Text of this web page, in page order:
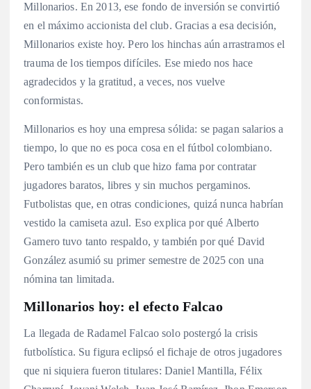
Millonarios. En 2013, ese fondo de inversión se convirtió
en el máximo accionista del club. Gracias a esa decisión,
Millonarios existe hoy. Pero los hinchas aún arrastramos el
trauma de los tiempos difíciles. Ese miedo nos hace
agradecidos y la gratitud, a veces, nos vuelve
conformistas.
Millonarios es hoy una empresa sólida: se pagan salarios a
tiempo, lo que no es poca cosa en el fútbol colombiano.
Pero también es un club que hizo fama por contratar
jugadores baratos, libres y sin muchos pergaminos.
Futbolistas que, en otras condiciones, quizá nunca habrían
vestido la camiseta azul. Eso explica por qué Alberto
Gamero tuvo tanto respaldo, y también por qué David
González asumió su primer semestre de 2025 con una
nómina tan limitada.
Millonarios hoy: el efecto Falcao
La llegada de Radamel Falcao solo postergó la crisis
futbolística. Su figura eclipsó el fichaje de otros jugadores
que ni siquiera fueron titulares: Daniel Mantilla, Félix